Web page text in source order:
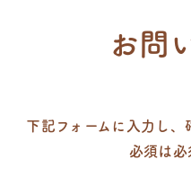
お問
下記フォームに入力し、
必須は必